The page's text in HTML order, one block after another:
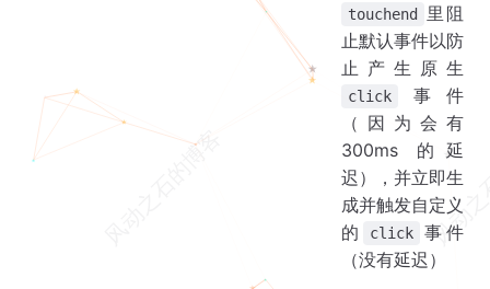
touchend
里阻
止默认事件以防
止产生原生
click
事件
（因为会有
300ms 的延
迟），并立即生
成并触发自定义
的
click
事件
（没有延迟）